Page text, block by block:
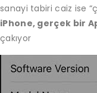
sanayi tabiri caiz ise
iPhone, gerçek bir
çakıyor